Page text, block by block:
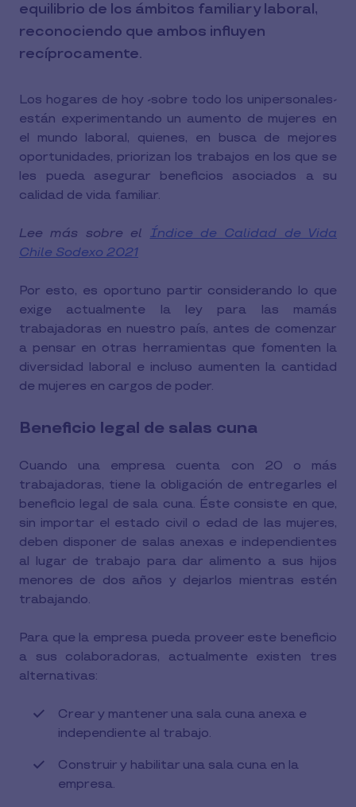
equilibrio de los ámbitos familiar y laboral,
reconociendo que ambos influyen
recíprocamente.
Los hogares de hoy -sobre todo los unipersonales-
están experimentando un aumento de mujeres en
el mundo laboral, quienes, en busca de mejores
oportunidades, priorizan los trabajos en los que se
les pueda asegurar beneficios asociados a su
calidad de vida familiar.
Lee más sobre el Índice de Calidad de Vida
Chile Sodexo 2021
Por esto, es oportuno partir considerando lo que
exige actualmente la ley para las mamás
trabajadoras en nuestro país, antes de comenzar
a pensar en otras herramientas que fomenten la
diversidad laboral e incluso aumenten la cantidad
de mujeres en cargos de poder.
Beneficio legal de salas cuna
Cuando una empresa cuenta con 20 o más
trabajadoras, tiene la obligación de entregarles el
beneficio legal de sala cuna. Éste consiste en que,
sin importar el estado civil o edad de las mujeres,
deben disponer de salas anexas e independientes
al lugar de trabajo para dar alimento a sus hijos
menores de dos años y dejarlos mientras estén
trabajando.
Para que la empresa pueda proveer este beneficio
a sus colaboradoras, actualmente existen tres
alternativas:
Crear y mantener una sala cuna anexa e
independiente al trabajo.
Construir y habilitar una sala cuna en la
empresa.